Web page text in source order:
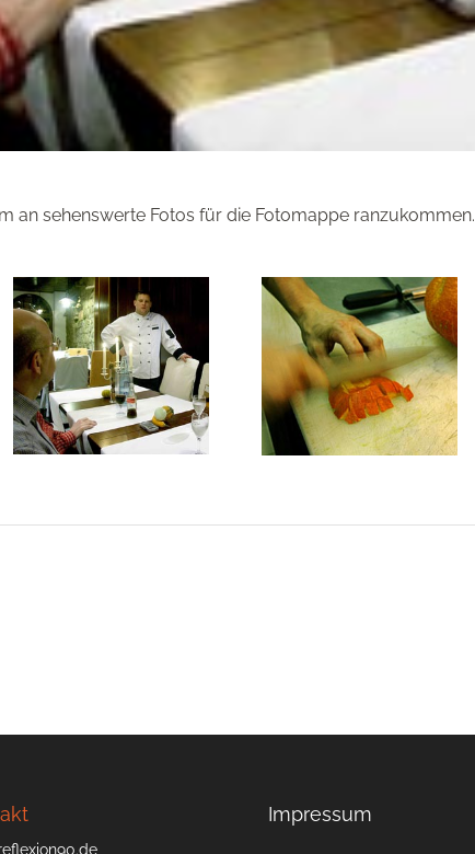
an sehenswerte Fotos für die Fotomappe ranzukommen.
Impressum